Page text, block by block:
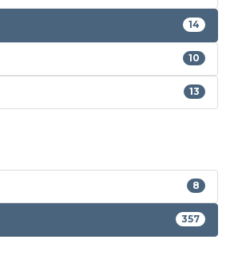
14
10
13
8
357